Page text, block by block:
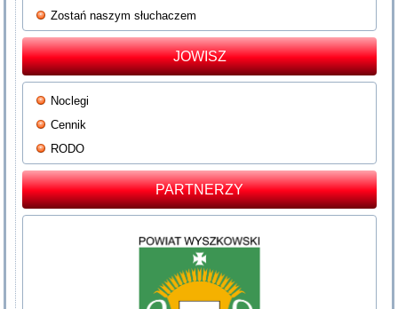
Zostań naszym słuchaczem
JOWISZ
Noclegi
Cennik
RODO
PARTNERZY